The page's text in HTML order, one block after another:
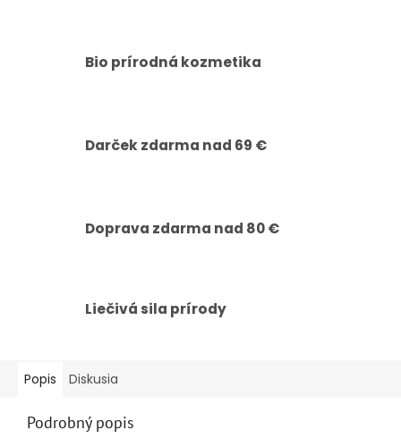
Bio prírodná kozmetika
Darček zdarma nad 69 €
Doprava zdarma nad 80 €
Liečivá sila prírody
Popis Diskusia
Podrobný popis